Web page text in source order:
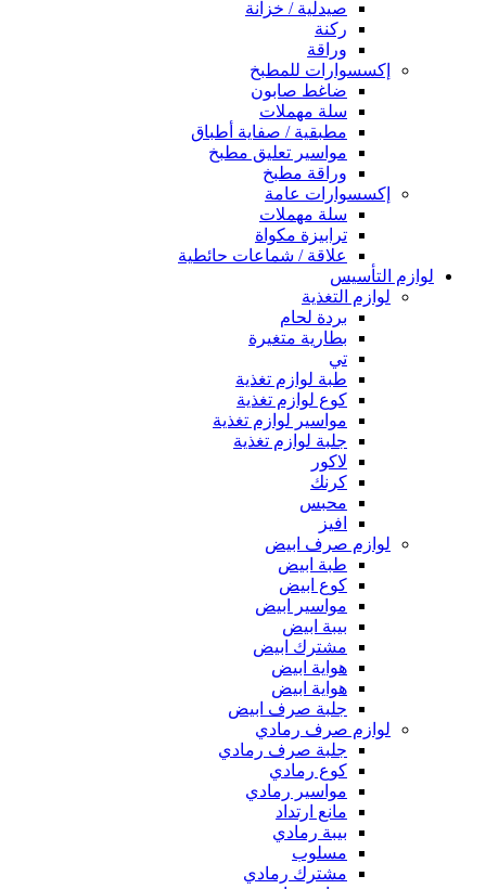
صيدلية / خزانة
ركنة
وراقة
إكسسوارات للمطبخ
ضاغط صابون
سلة مهملات
مطبقية / صفاية أطباق
مواسير تعليق مطبخ
وراقة مطبخ
إكسسوارات عامة
سلة مهملات
ترابيزة مكواة
علاقة / شماعات حائطية
لوازم التأسيس
لوازم التغذية
بردة لحام
بطارية متغيرة
تي
طبة لوازم تغذية
كوع لوازم تغذية
مواسير لوازم تغذية
جلبة لوازم تغذية
لاكور
كرنك
محبس
افيز
لوازم صرف ابيض
طبة ابيض
كوع ابيض
مواسير ابيض
بيبة ابيض
مشترك ابيض
هواية ابيض
هواية ابيض
جلبة صرف ابيض
لوازم صرف رمادي
جلبة صرف رمادي
كوع رمادي
مواسير رمادي
مانع ارتداد
بيبة رمادي
مسلوب
مشترك رمادي